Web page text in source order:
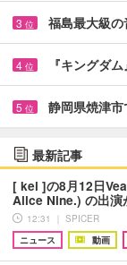
3 位 福島最大級
4 位 『キングダ
5 位 静岡県焼津
最新記事
[ kei ]の8月12日
Alice Nine.) の出演
12:31 ｜ SPICER
ニュース
動画